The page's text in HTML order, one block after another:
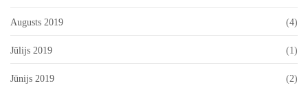
Augusts 2019 (4)
Jūlijs 2019 (1)
Jūnijs 2019 (2)